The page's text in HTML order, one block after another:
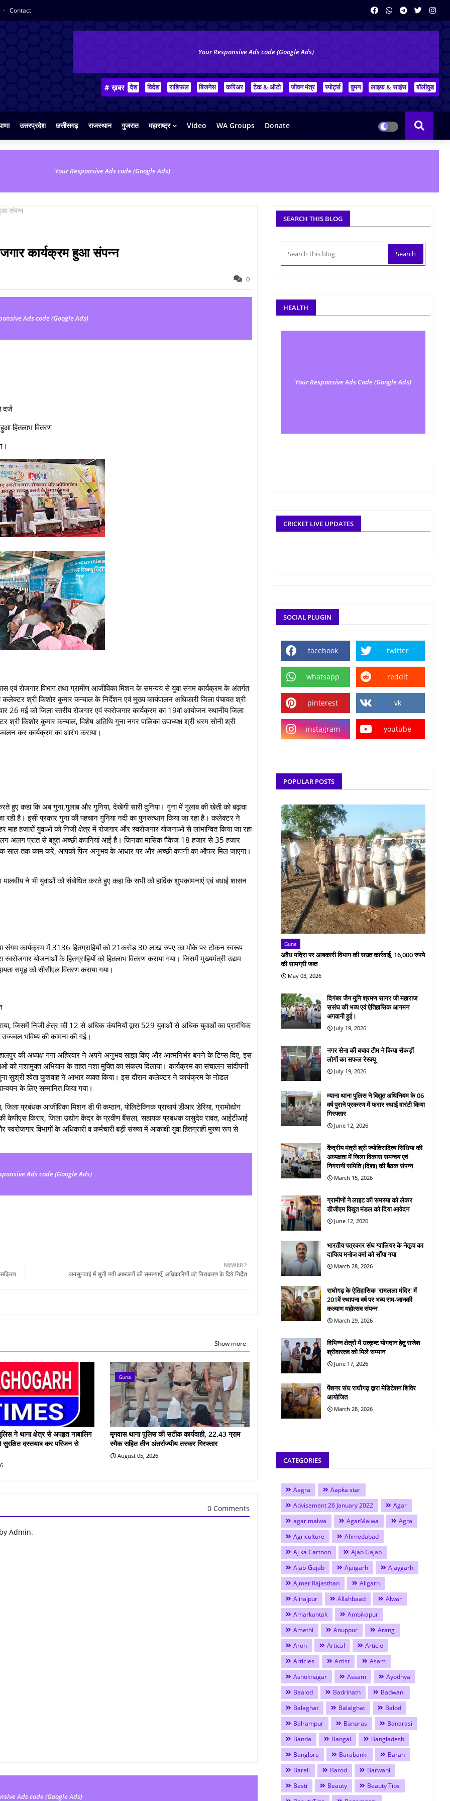
Contact
Your Responsive Ads code (Google Ads)
# ख़बर देश विदेश राशिफल बिजनेस करिअर टेक & ऑटो जीवन मंत्र स्पोर्ट्स वुमन लाइफ & साइंस बॉलीवुड
उत्तरप्रदेश छत्तीसगढ़ राजस्थान गुजरात महाराष्ट्र Video WA Groups Donate
Your Responsive Ads code (Google Ads)
संपन्न
कार्यक्रम हुआ संपन्न
0
Ads code (Google Ads)
हितलाभ वितरण
एवं रोजगार विभाग तथा ग्रामीण आजीविका मिशन के समन्वय से युवा संगम कार्यक्रम के अंतर्गत
श्री किशोर कुमार कन्याल के निर्देशन एवं मुख्य कार्यपालन अधिकारी जिला पंचायत श्री
26 मई को जिला स्तरीय रोजगार एवं स्वरोजगार कार्यक्रम का 19वां आयोजन स्थानीय जिला
किशोर कुमार कन्याल, विशेष अतिथि गुना नगर पालिका उपाध्यक्ष श्री धरम सोनी श्री
कर कार्यक्रम का आरंभ कराया।
हुए कहा कि अब गुना,गुलाब और गुनिया, देखेगी सारी दुनिया। गुना में गुलाब की खेती को बढ़ावा
है। इसी प्रकार गुना की पहचान गुनिया नदी का पुनरुत्थान किया जा रहा है। कलेक्टर ने
हजारों युवाओं को निजी क्षेत्र में रोजगार और स्वरोजगार योजनाओं से लाभान्वित किया जा रहा
अलग प्रांत से बहुत अच्छी कंपनियां आई है। जिनका मासिक पैकेज 18 हजार से 35 हजार
साल तक काम करें, आपको फिर अनुभव के आधार पर और अच्छी कंपनी का ऑफर मिल जाएगा।
ने भी युवाओं को संबोधित करते हुए कहा कि सभी को हार्दिक शुभकामनाएं एवं बधाई शासन
संगम कार्यक्रम में 3136 हितग्राहियों को 21करोड़ 30 लाख रुपए का मौके पर टोकन स्वरूप
स्वरोजगार योजनाओं के हितग्राहियों को हितलाभ वितरण कराया गया। जिसमें मुख्यमंत्री उद्यम
समूह को सीसीएल वितरण कराया गया।
निजी क्षेत्र की 12 से अधिक कंपनियों द्वारा 529 युवाओं से अधिक युवाओं का प्रारंभिक
भविष्य की कामना की गई।
की अध्यक्ष गंगा अहिरवार ने अपने अनुभव साझा किए और आत्मनिर्भर बनने के टिप्स दिए, इस
नशामुक्त अभियान के तहत नशा मुक्ति का संकल्प दिलाया। कार्यक्रम का संचालन सांदीपनी
गुना सुश्री श्वेता कुशवाह ने आभार व्यक्त किया। इस दौरान कलेक्टर ने कार्यक्रम के नोडल
के लिए सम्मानित किया गया।
प्रबंधक आजीविका मिशन डी पी कम्ठान, पोलिटेक्निक प्राचार्य डीआर डेरिया, ग्रामोद्योग
केपीएस किरार, जिला उद्योग केंद्र के प्रवीण बैंसला, सहायक प्रबंधक वासुदेव रावत, आईटीआई
विभागों के अधिकारी व कर्मचारी बड़ी संख्या में आकांक्षी युवा हितग्राही मुख्य रूप से
Ads code (Google Ads)
NEWER
जनसुनवाई में सुनी गयी आमजनों की समस्याएँ, अधिकारियों को निराकरण के दिये निर्देश
Show more
ने थाना क्षेत्र से अपहृत नाबालिग
सुरक्षित दस्तयाब कर परिजन से
Guna
मृगवास थाना पुलिस की सटीक कार्यवाही, 22.43 ग्राम
स्मैक सहित तीन अंतर्राज्यीय तस्कर गिरफ्तार
August 05, 2026
0 Comments
Admin.
Ads code (Google Ads)
SEARCH THIS BLOG
HEALTH
Your Responsive Ads Code (Google Ads)
CRICKET LIVE UPDATES
SOCIAL PLUGIN
facebook twitter
whatsapp reddit
pinterest vk
instagram youtube
POPULAR POSTS
Guna
अवैध मदिरा पर आबकारी विभाग की सख्त कार्रवाई, 16,000 रुपये
की सामग्री जब्त
May 03, 2026
दिगंबर जैन मुनि श्रमण सागर जी महाराज
ससंघ की भव्य एवं ऐतिहासिक आगमन
अगवानी हुई।
July 19, 2026
नगर सेना की बचाव टीम ने किया सैकड़ों
लोगों का सफल रेस्क्यू
July 19, 2026
म्याना थाना पुलिस ने विद्युत अधिनियम के 06
वर्ष पुराने प्रकरण में फरार स्थाई वारंटी किया
गिरफ्तार
June 12, 2026
केंद्रीय मंत्री श्री ज्योतिरादित्य सिंधिया की
अध्यक्षता में जिला विकास समन्वय एवं
निगरानी समिति (दिशा) की बैठक संपन्न
March 15, 2026
ग्रामीणों ने लाइट की समस्या को लेकर
डीजीएम विद्युत मंडल को दिया आवेदन
June 12, 2026
भारतीय पत्रकार संघ ग्वालियर के नेतृत्व का
दायित्व मनोज वर्मा को सौंपा गया
March 28, 2026
राघोगढ़ के ऐतिहासिक 'रामलला मंदिर' में
201वें स्थापना वर्ष पर भव्य राम-जानकी
कल्याण महोत्सव संपन्न
March 29, 2026
विभिन्न क्षेत्रों में उत्कृष्ट योगदान हेतु राजेश
श्रीवास्तव को मिले सम्मान
June 17, 2026
पेंशनर संघ राघौगढ़ द्वारा मेडिटेशन शिविर
आयोजित
March 28, 2026
CATEGORIES
Aagra
Aapka star
Advisement 26 January 2022
Agar
agar malwa
AgarMalwa
Agra
Agriculture
Ahmedabad
Aj ka Cartoon
Ajab Gajab
Ajab-Gajab
Ajaigarh
Ajaygarh
Ajmer Rajasthan
Aligarh
Alirajpur
Allahbaad
Alwar
Amarkantak
Ambikapur
Amethi
Anuppur
Arang
Aron
Artical
Article
Articles
Artist
Asam
Ashoknagar
Assam
Ayodhya
Baalod
Badrinath
Badwani
Balaghat
Balalghat
Balod
Balrampur
Banaras
Banarasi
Banda
Bangal
Bangladesh
Banglore
Barabanki
Baran
Bareli
Barod
Barwani
Basti
Beauty
Beauty Tips